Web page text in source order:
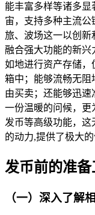
能丰富多样等诸多
宙，支持多种主流
旅、波场这一以创新
融合强大功能的新兴
如地进行资产存储，
箱中；能够流畅无阻
由买卖；还能够迅
一份温暖的问候，更
发币等高级功能，
的动力,提供了极大的
发币前的准备
（一）深入了解